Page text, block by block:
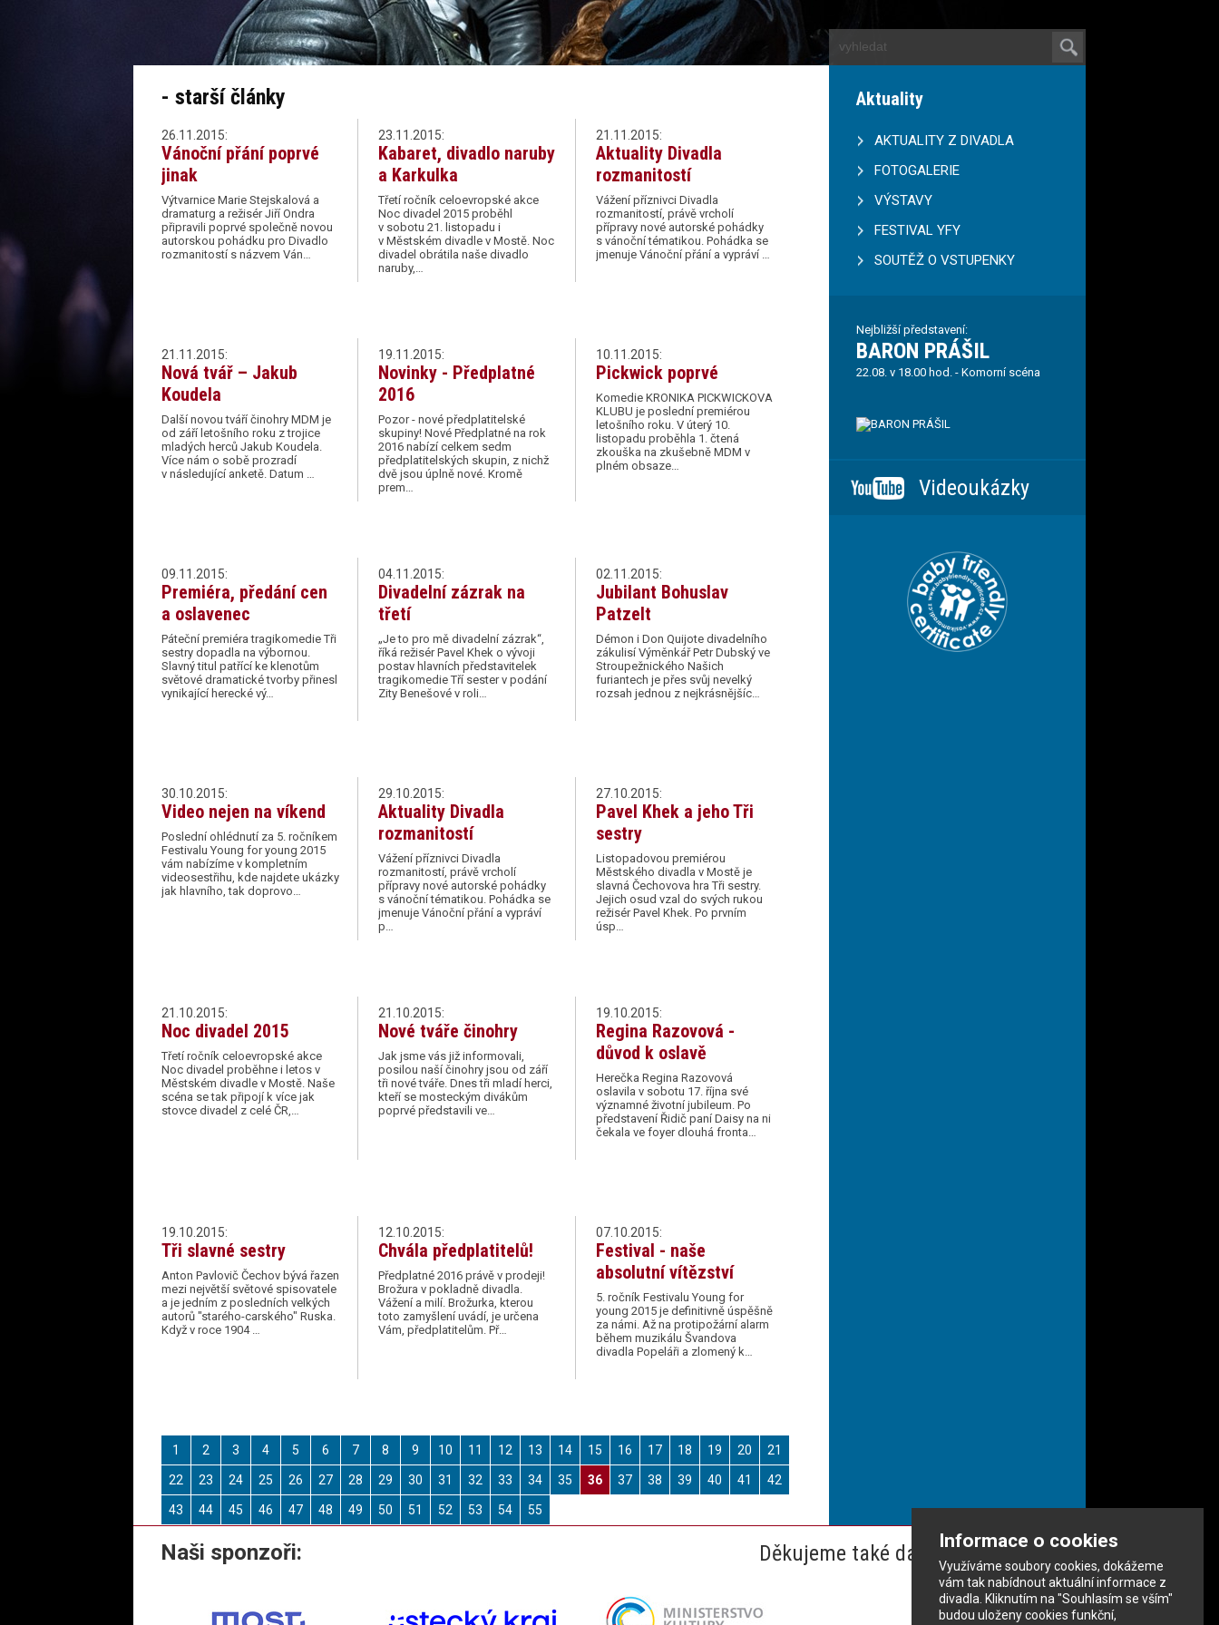
Informace o cookies
Využíváme soubory cookies, dokážeme
vám tak nabídnout aktuální informace z
divadla. Kliknutím na "Souhlasím se vším"
budou uloženy cookies funkční,
- starší články
26.11.2015:
Vánoční přání poprvé
jinak
Výtvarnice Marie Stejskalová a
dramaturg a režisér Jiří Ondra
připravili poprvé společně novou
autorskou pohádku pro Divadlo
rozmanitostí s názvem Ván…
23.11.2015:
Kabaret, divadlo naruby
a Karkulka
Třetí ročník celoevropské akce
Noc divadel 2015 proběhl
v sobotu 21. listopadu i
v Městském divadle v Mostě. Noc
divadel obrátila naše divadlo
naruby,…
21.11.2015:
Aktuality Divadla
rozmanitostí
Vážení příznivci Divadla
rozmanitostí, právě vrcholí
přípravy nové autorské pohádky
s vánoční tématikou. Pohádka se
jmenuje Vánoční přání a vypráví …
21.11.2015:
Nová tvář – Jakub
Koudela
Další novou tváří činohry MDM je
od září letošního roku z trojice
mladých herců Jakub Koudela.
Více nám o sobě prozradí
v následující anketě. Datum …
19.11.2015:
Novinky - Předplatné
2016
Pozor - nové předplatitelské
skupiny! Nové Předplatné na rok
2016 nabízí celkem sedm
předplatitelských skupin, z nichž
dvě jsou úplně nové. Kromě
prem…
10.11.2015:
Pickwick poprvé
Komedie KRONIKA PICKWICKOVA
KLUBU je poslední premiérou
letošního roku. V úterý 10.
listopadu proběhla 1. čtená
zkouška na zkušebně MDM v
plném obsaze…
09.11.2015:
Premiéra, předání cen
a oslavenec
Páteční premiéra tragikomedie Tři
sestry dopadla na výbornou.
Slavný titul patřící ke klenotům
světové dramatické tvorby přinesl
vynikající herecké vý…
04.11.2015:
Divadelní zázrak na
třetí
„Je to pro mě divadelní zázrak“,
říká režisér Pavel Khek o vývoji
postav hlavních představitelek
tragikomedie Tří sester v podání
Zity Benešové v roli…
02.11.2015:
Jubilant Bohuslav
Patzelt
Démon i Don Quijote divadelního
zákulisí Výměnkář Petr Dubský ve
Stroupežnického Našich
furiantech je přes svůj nevelký
rozsah jednou z nejkrásnějšíc…
30.10.2015:
Video nejen na víkend
Poslední ohlédnutí za 5. ročníkem
Festivalu Young for young 2015
vám nabízíme v kompletním
videosestřihu, kde najdete ukázky
jak hlavního, tak doprovo…
29.10.2015:
Aktuality Divadla
rozmanitostí
Vážení příznivci Divadla
rozmanitostí, právě vrcholí
přípravy nové autorské pohádky
s vánoční tématikou. Pohádka se
jmenuje Vánoční přání a vypráví
p…
27.10.2015:
Pavel Khek a jeho Tři
sestry
Listopadovou premiérou
Městského divadla v Mostě je
slavná Čechovova hra Tři sestry.
Jejich osud vzal do svých rukou
režisér Pavel Khek. Po prvním
úsp…
21.10.2015:
Noc divadel 2015
Třetí ročník celoevropské akce
Noc divadel proběhne i letos v
Městském divadle v Mostě. Naše
scéna se tak připojí k více jak
stovce divadel z celé ČR,…
21.10.2015:
Nové tváře činohry
Jak jsme vás již informovali,
posilou naší činohry jsou od září
tři nové tváře. Dnes tři mladí herci,
kteří se mosteckým divákům
poprvé představili ve…
19.10.2015:
Regina Razovová -
důvod k oslavě
Herečka Regina Razovová
oslavila v sobotu 17. října své
významné životní jubileum. Po
představení Řidič paní Daisy na ni
čekala ve foyer dlouhá fronta…
19.10.2015:
Tři slavné sestry
Anton Pavlovič Čechov bývá řazen
mezi největší světové spisovatele
a je jedním z posledních velkých
autorů "starého-carského" Ruska.
Když v roce 1904 …
12.10.2015:
Chvála předplatitelů!
Předplatné 2016 právě v prodeji!
Brožura v pokladně divadla.
Vážení a milí. Brožurka, kterou
toto zamyšlení uvádí, je určena
Vám, předplatitelům. Př…
07.10.2015:
Festival - naše
absolutní vítězství
5. ročník Festivalu Young for
young 2015 je definitivně úspěšně
za námi. Až na protipožární alarm
během muzikálu Švandova
divadla Popeláři a zlomený k…
1 2 3 4 5 6 7 8 9 10 11 12 13 14 15 16 17 18 19 20 21
22 23 24 25 26 27 28 29 30 31 32 33 34 35 36 37 38 39 40 41 42
43 44 45 46 47 48 49 50 51 52 53 54 55
Aktuality
AKTUALITY Z DIVADLA
FOTOGALERIE
VÝSTAVY
FESTIVAL YFY
SOUTĚŽ O VSTUPENKY
Nejbližší představení:
BARON PRÁŠIL
22.08. v 18.00 hod. - Komorní scéna
Videoukázky
Děkujeme také dalším partnerům
Naši sponzoři: